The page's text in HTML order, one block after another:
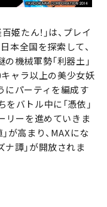
たん！」は、プレイ
本全国を探索して、
機械軍勢「利器土」
ャラ以上の美少女妖
にパーティを編成す
バトル中に「憑依」
リーを進めていきま
が高まり、MAXにな
譚」が開放されま